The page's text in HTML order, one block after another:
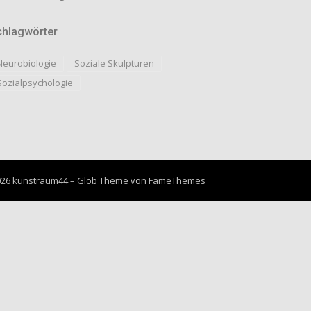
Soziale Skulpturen
kunstraum44– Glob Theme von FameThemes